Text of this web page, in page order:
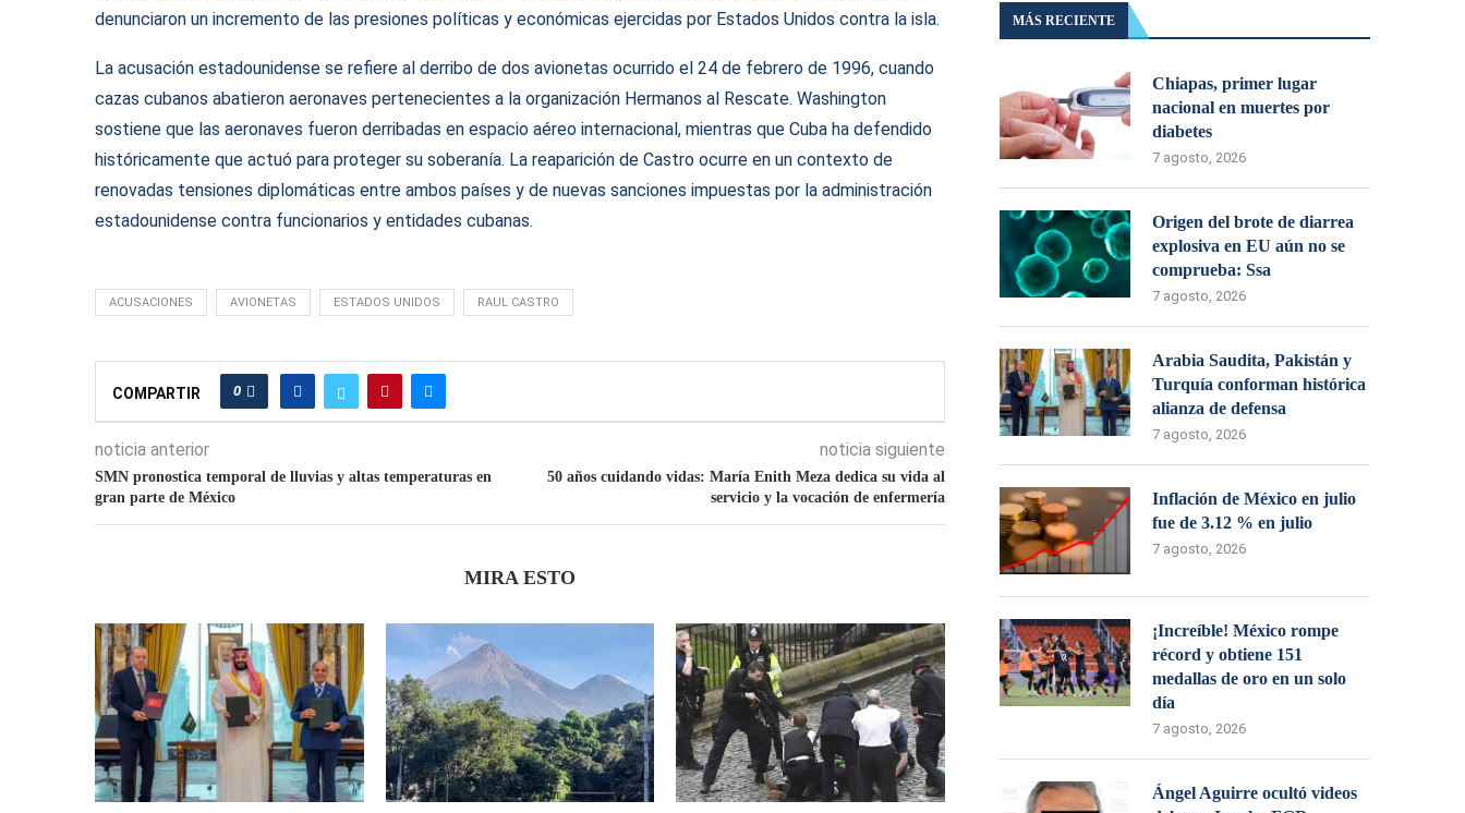
denunciaron un incremento de las presiones políticas y económicas ejercidas por Estados Unidos contra la isla.
La acusación estadounidense se refiere al derribo de dos avionetas ocurrido el 24 de febrero de 1996, cuando
cazas cubanos abatieron aeronaves pertenecientes a la organización Hermanos al Rescate. Washington
sostiene que las aeronaves fueron derribadas en espacio aéreo internacional, mientras que Cuba ha defendido
históricamente que actuó para proteger su soberanía. La reaparición de Castro ocurre en un contexto de
renovadas tensiones diplomáticas entre ambos países y de nuevas sanciones impuestas por la administración
estadounidense contra funcionarios y entidades cubanas.
ACUSACIONES AVIONETAS ESTADOS UNIDOS RAUL CASTRO
COMPARTIR 0
noticia anterior
SMN pronostica temporal de lluvias y altas temperaturas en
gran parte de México
noticia siguiente
50 años cuidando vidas: María Enith Meza dedica su vida al
servicio y la vocación de enfermería
MIRA ESTO
MÁS RECIENTE
Chiapas, primer lugar
nacional en muertes por
diabetes
7 agosto, 2026
Origen del brote de diarrea
explosiva en EU aún no se
comprueba: Ssa
7 agosto, 2026
Arabia Saudita, Pakistán y
Turquía conforman histórica
alianza de defensa
7 agosto, 2026
Inflación de México en julio
fue de 3.12 % en julio
7 agosto, 2026
¡Increíble! México rompe
récord y obtiene 151
medallas de oro en un solo
día
7 agosto, 2026
Ángel Aguirre ocultó videos